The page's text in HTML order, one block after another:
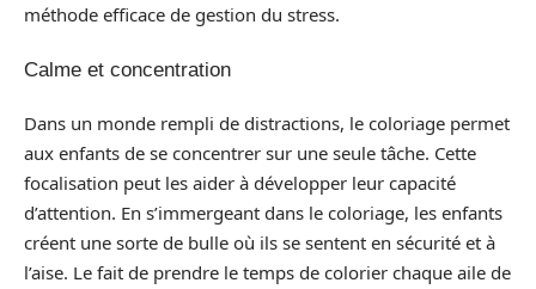
méthode efficace de gestion du stress.
Calme et concentration
Dans un monde rempli de distractions, le coloriage permet
aux enfants de se concentrer sur une seule tâche. Cette
focalisation peut les aider à développer leur capacité
d’attention. En s’immergeant dans le coloriage, les enfants
créent une sorte de bulle où ils se sentent en sécurité et à
l’aise. Le fait de prendre le temps de colorier chaque aile de